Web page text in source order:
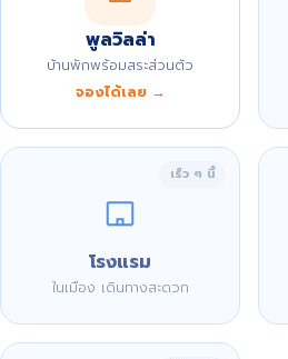
พูลวิลล่า
บ้านพักพร้อมสระส่วนตัว
จองได้เลย →
เร็ว ๆ นี้
โรงแรม
ในเมือง เดินทางสะดวก